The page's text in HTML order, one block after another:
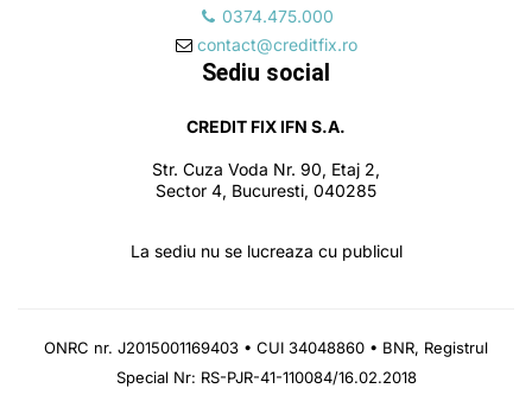
0374.475.000
contact@creditfix.ro
Sediu social
CREDIT FIX IFN S.A.
Str. Cuza Voda Nr. 90, Etaj 2,
Sector 4, Bucuresti, 040285
La sediu nu se lucreaza cu publicul
ONRC nr. J2015001169403 • CUI 34048860 • BNR, Registrul
Special Nr: RS-PJR-41-110084/16.02.2018